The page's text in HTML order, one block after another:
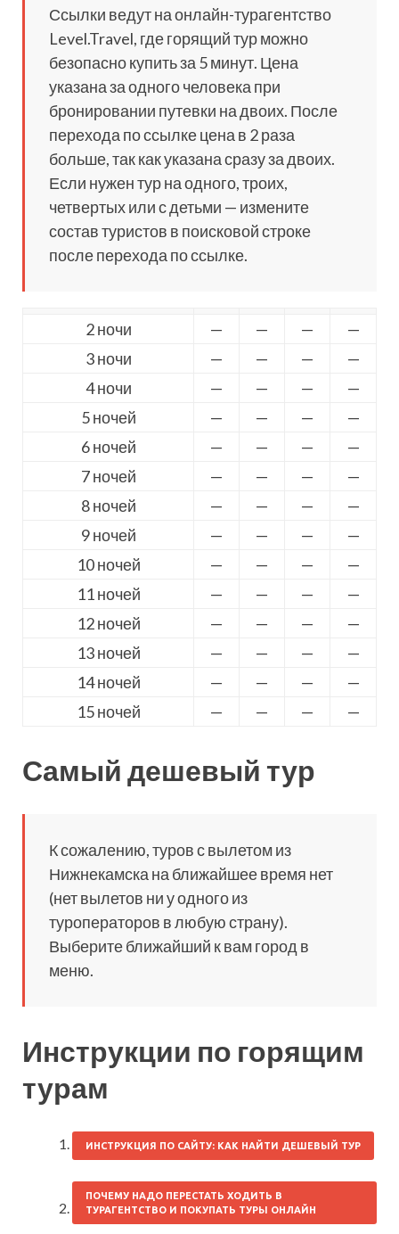
Ссылки ведут на онлайн-турагентство
Level.Travel, где горящий тур можно
безопасно купить за 5 минут. Цена
указана за одного человека при
бронировании путевки на двоих. После
перехода по ссылке цена в 2 раза
больше, так как указана сразу за двоих.
Если нужен тур на одного, троих,
четвертых или с детьми — измените
состав туристов в поисковой строке
после перехода по ссылке.
2 ночи — — —
—
3 ночи
— — —
—
4 ночи
— — —
—
5 ночей
— — —
—
6 ночей
— — —
—
7 ночей
— — —
—
8 ночей
— — —
—
9 ночей
— — —
—
10 ночей
— — —
—
11 ночей
— — —
—
12 ночей
— — —
—
13 ночей
— — —
—
14 ночей
— — —
—
15 ночей
— — — —
Самый дешевый тур
К сожалению, туров с вылетом из
Нижнекамска на ближайшее время нет
(нет вылетов ни у одного из
туроператоров в любую страну).
Выберите ближайший к вам город в
меню.
Инструкции по горящим
турам
ИНСТРУКЦИЯ ПО САЙТУ: КАК НАЙТИ ДЕШЕВЫЙ ТУР
ПОЧЕМУ НАДО ПЕРЕСТАТЬ ХОДИТЬ В
ТУРАГЕНТСТВО И ПОКУПАТЬ ТУРЫ ОНЛАЙН